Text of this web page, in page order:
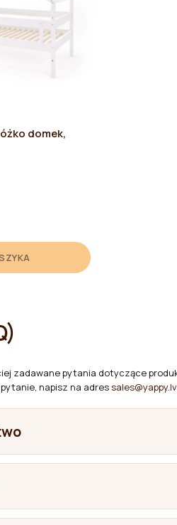
domek,
zadawane pytania dotyczące
napisz na adressales@yappy.lv
dziecięce i łóżka